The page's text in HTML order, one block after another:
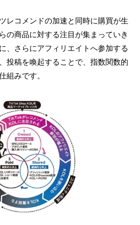
レコメンドの加速と同時に購買が生
の商品に対する注目が集まっていき
、さらにアフィリエイトへ参加する
投稿を喚起することで、指数関数的
組みです。